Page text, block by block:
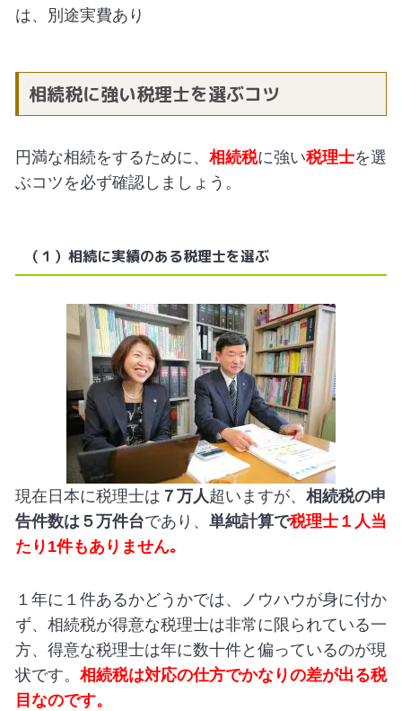
は、別途実費あり
相続税に強い税理士を選ぶコツ
円満な相続をするために、 相続税に強い税理士を選
ぶコツを必ず確認しましょう。
（１）相続に実績のある税理士を選ぶ
現在日本に税理士は ７万人超いますが、 相続税の申
告件数は５万件台であり、 単純計算で税理士１人当
たり1件もありません｡
１年に１件あるかどうかでは、ノウハウが身に付か
ず、相続税が得意な税理士は非常に限られている一
方、得意な税理士は年に数十件と偏っているのが現
状です。 相続税は対応の仕方でかなりの差が出る税
目なのです。